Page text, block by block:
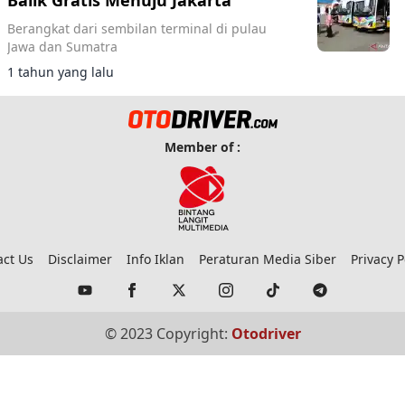
Berangkat dari sembilan terminal di pulau
Jawa dan Sumatra
1 tahun yang lalu
Member of :
Us Disclaimer Info Iklan Peraturan Media Siber Privacy
© 2023 Copyright: Otodriver